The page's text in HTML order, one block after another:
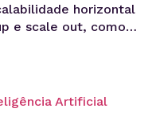
horizontal
e scale out, como
Quando uma
de performance. Em